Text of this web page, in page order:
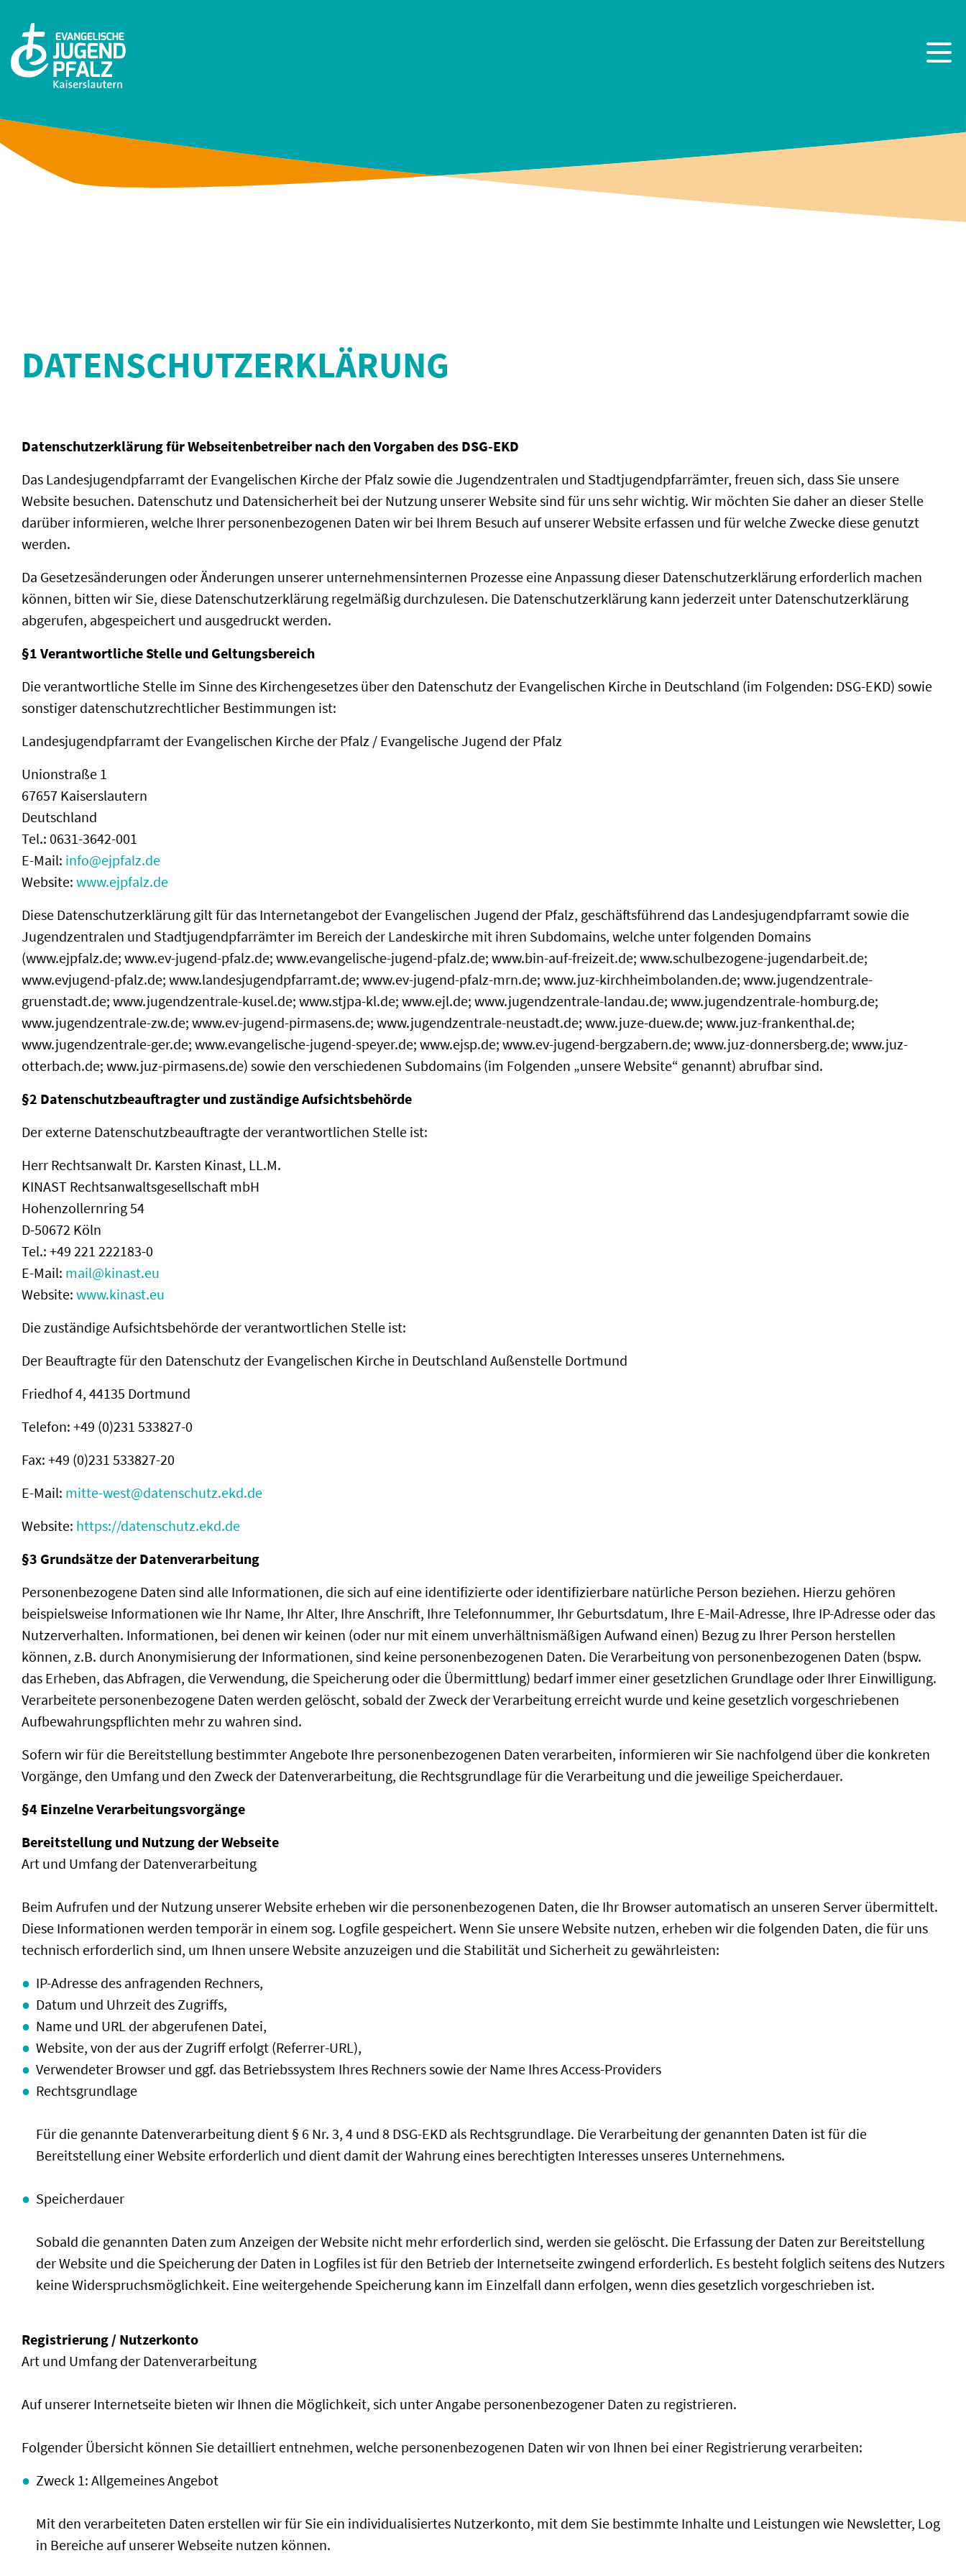
DATENSCHUTZERKLÄRUNG
Datenschutzerklärung für Webseitenbetreiber nach den Vorgaben des DSG-EKD
Das Landesjugendpfarramt der Evangelischen Kirche der Pfalz sowie die Jugendzentralen und Stadtjugendpfarrämter, freuen sich, dass Sie unsere
Website besuchen. Datenschutz und Datensicherheit bei der Nutzung unserer Website sind für uns sehr wichtig. Wir möchten Sie daher an dieser Stelle
darüber informieren, welche Ihrer personenbezogenen Daten wir bei Ihrem Besuch auf unserer Website erfassen und für welche Zwecke diese genutzt
werden.
Da Gesetzesänderungen oder Änderungen unserer unternehmensinternen Prozesse eine Anpassung dieser Datenschutzerklärung erforderlich machen
können, bitten wir Sie, diese Datenschutzerklärung regelmäßig durchzulesen. Die Datenschutzerklärung kann jederzeit unter Datenschutzerklärung
abgerufen, abgespeichert und ausgedruckt werden.
§1 Verantwortliche Stelle und Geltungsbereich
Die verantwortliche Stelle im Sinne des Kirchengesetzes über den Datenschutz der Evangelischen Kirche in Deutschland (im Folgenden: DSG-EKD) sowie
sonstiger datenschutzrechtlicher Bestimmungen ist:
Landesjugendpfarramt der Evangelischen Kirche der Pfalz / Evangelische Jugend der Pfalz
Unionstraße 1
67657 Kaiserslautern
Deutschland
Tel.: 0631-3642-001
E-Mail: info@ejpfalz.de
Website: www.ejpfalz.de
Diese Datenschutzerklärung gilt für das Internetangebot der Evangelischen Jugend der Pfalz, geschäftsführend das Landesjugendpfarramt sowie die
Jugendzentralen und Stadtjugendpfarrämter im Bereich der Landeskirche mit ihren Subdomains, welche unter folgenden Domains
(www.ejpfalz.de; www.ev-jugend-pfalz.de; www.evangelische-jugend-pfalz.de; www.bin-auf-freizeit.de; www.schulbezogene-jugendarbeit.de;
www.evjugend-pfalz.de; www.landesjugendpfarramt.de; www.ev-jugend-pfalz-mrn.de; www.juz-kirchheimbolanden.de; www.jugendzentrale-
gruenstadt.de; www.jugendzentrale-kusel.de; www.stjpa-kl.de; www.ejl.de; www.jugendzentrale-landau.de; www.jugendzentrale-homburg.de;
www.jugendzentrale-zw.de; www.ev-jugend-pirmasens.de; www.jugendzentrale-neustadt.de; www.juze-duew.de; www.juz-frankenthal.de;
www.jugendzentrale-ger.de; www.evangelische-jugend-speyer.de; www.ejsp.de; www.ev-jugend-bergzabern.de; www.juz-donnersberg.de; www.juz-
otterbach.de; www.juz-pirmasens.de) sowie den verschiedenen Subdomains (im Folgenden „unsere Website“ genannt) abrufbar sind.
§2 Datenschutzbeauftragter und zuständige Aufsichtsbehörde
Der externe Datenschutzbeauftragte der verantwortlichen Stelle ist:
Herr Rechtsanwalt Dr. Karsten Kinast, LL.M.
KINAST Rechtsanwaltsgesellschaft mbH
Hohenzollernring 54
D-50672 Köln
Tel.: +49 221 222183-0
E-Mail: mail@kinast.eu
Website: www.kinast.eu
Die zuständige Aufsichtsbehörde der verantwortlichen Stelle ist:
Der Beauftragte für den Datenschutz der Evangelischen Kirche in Deutschland Außenstelle Dortmund
Friedhof 4, 44135 Dortmund
Telefon: +49 (0)231 533827-0
Fax: +49 (0)231 533827-20
E-Mail: mitte-west@datenschutz.ekd.de
Website: https://datenschutz.ekd.de
§3 Grundsätze der Datenverarbeitung
Personenbezogene Daten sind alle Informationen, die sich auf eine identifizierte oder identifizierbare natürliche Person beziehen. Hierzu gehören
beispielsweise Informationen wie Ihr Name, Ihr Alter, Ihre Anschrift, Ihre Telefonnummer, Ihr Geburtsdatum, Ihre E-Mail-Adresse, Ihre IP-Adresse oder das
Nutzerverhalten. Informationen, bei denen wir keinen (oder nur mit einem unverhältnismäßigen Aufwand einen) Bezug zu Ihrer Person herstellen
können, z.B. durch Anonymisierung der Informationen, sind keine personenbezogenen Daten. Die Verarbeitung von personenbezogenen Daten (bspw.
das Erheben, das Abfragen, die Verwendung, die Speicherung oder die Übermittlung) bedarf immer einer gesetzlichen Grundlage oder Ihrer Einwilligung.
Verarbeitete personenbezogene Daten werden gelöscht, sobald der Zweck der Verarbeitung erreicht wurde und keine gesetzlich vorgeschriebenen
Aufbewahrungspflichten mehr zu wahren sind.
Sofern wir für die Bereitstellung bestimmter Angebote Ihre personenbezogenen Daten verarbeiten, informieren wir Sie nachfolgend über die konkreten
Vorgänge, den Umfang und den Zweck der Datenverarbeitung, die Rechtsgrundlage für die Verarbeitung und die jeweilige Speicherdauer.
§4 Einzelne Verarbeitungsvorgänge
Bereitstellung und Nutzung der Webseite
Art und Umfang der Datenverarbeitung
Beim Aufrufen und der Nutzung unserer Website erheben wir die personenbezogenen Daten, die Ihr Browser automatisch an unseren Server übermittelt.
Diese Informationen werden temporär in einem sog. Logfile gespeichert. Wenn Sie unsere Website nutzen, erheben wir die folgenden Daten, die für uns
technisch erforderlich sind, um Ihnen unsere Website anzuzeigen und die Stabilität und Sicherheit zu gewährleisten:
IP-Adresse des anfragenden Rechners,
Datum und Uhrzeit des Zugriffs,
Name und URL der abgerufenen Datei,
Website, von der aus der Zugriff erfolgt (Referrer-URL),
Verwendeter Browser und ggf. das Betriebssystem Ihres Rechners sowie der Name Ihres Access-Providers
Rechtsgrundlage
Für die genannte Datenverarbeitung dient § 6 Nr. 3, 4 und 8 DSG-EKD als Rechtsgrundlage. Die Verarbeitung der genannten Daten ist für die
Bereitstellung einer Website erforderlich und dient damit der Wahrung eines berechtigten Interesses unseres Unternehmens.
Speicherdauer
Sobald die genannten Daten zum Anzeigen der Website nicht mehr erforderlich sind, werden sie gelöscht. Die Erfassung der Daten zur Bereitstellung
der Website und die Speicherung der Daten in Logfiles ist für den Betrieb der Internetseite zwingend erforderlich. Es besteht folglich seitens des Nutzers
keine Widerspruchsmöglichkeit. Eine weitergehende Speicherung kann im Einzelfall dann erfolgen, wenn dies gesetzlich vorgeschrieben ist.
Registrierung / Nutzerkonto
Art und Umfang der Datenverarbeitung
Auf unserer Internetseite bieten wir Ihnen die Möglichkeit, sich unter Angabe personenbezogener Daten zu registrieren.
Folgender Übersicht können Sie detailliert entnehmen, welche personenbezogenen Daten wir von Ihnen bei einer Registrierung verarbeiten:
Zweck 1: Allgemeines Angebot
Mit den verarbeiteten Daten erstellen wir für Sie ein individualisiertes Nutzerkonto, mit dem Sie bestimmte Inhalte und Leistungen wie Newsletter, Log
in Bereiche auf unserer Webseite nutzen können.